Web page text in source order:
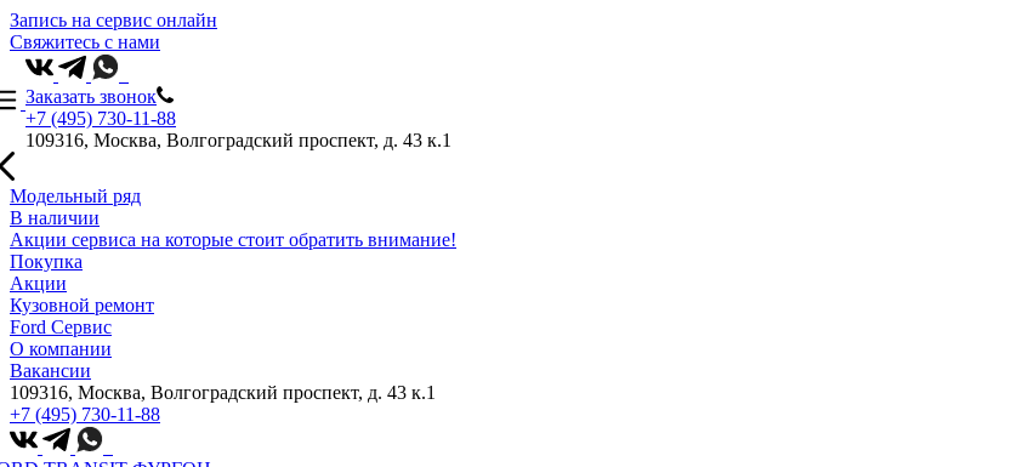
Запись на сервис онлайн
Свяжитесь с нами
Заказать звонок
+7 (495) 730-11-88
109316, Москва, Волгоградский проспект, д. 43 к.1
Модельный ряд
В наличии
Акции сервиса на которые стоит обратить внимание!
Покупка
Акции
Кузовной ремонт
Ford Сервис
О компании
Вакансии
109316, Москва, Волгоградский проспект, д. 43 к.1
+7 (495) 730-11-88